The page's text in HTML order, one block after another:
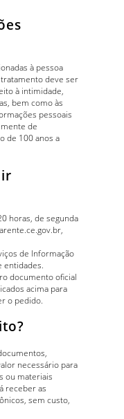
à pessoa
deve ser
à intimidade,
bem como às
pessoais
de
de 100 anos a
horas, de segunda
de Informação
entidades.
documento oficial
acima para
o pedido.
necessário para
ou materiais
receber as
sem custo,